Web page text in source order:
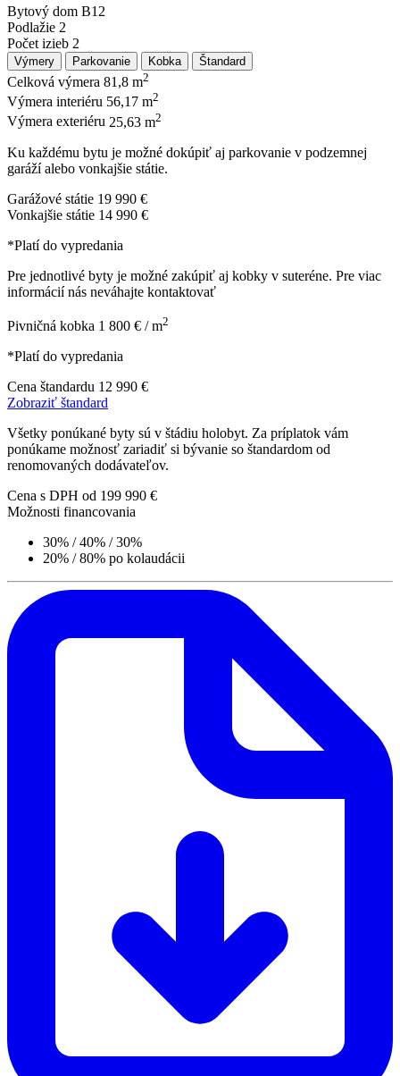
Bytový dom B12
Podlažie 2
Počet izieb 2
Výmery Parkovanie Kobka Štandard
Celková výmera 81,8 m2
Výmera interiéru 56,17 m2
Výmera exteriéru 25,63 m2
Ku každému bytu je možné dokúpiť aj parkovanie v podzemnej
garáží alebo vonkajšie státie.
Garážové státie 19 990 €
Vonkajšie státie 14 990 €
*Platí do vypredania
Pre jednotlivé byty je možné zakúpiť aj kobky v suteréne. Pre viac
informácií nás neváhajte kontaktovať
Pivničná kobka 1 800 € / m2
*Platí do vypredania
Cena štandardu 12 990 €
Zobraziť štandard
Všetky ponúkané byty sú v štádiu holobyt. Za príplatok vám
ponúkame možnosť zariadiť si bývanie so štandardom od
renomovaných dodávateľov.
Cena s DPH od 199 990 €
Možnosti financovania
30% / 40% / 30%
20% / 80% po kolaudácii